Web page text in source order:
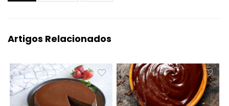
Artigos Relacionados